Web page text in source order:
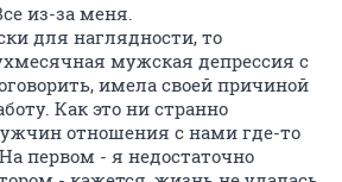
из-за меня.
для наглядности, то
мужская депрессия с
имела своей причиной
Как это ни странно
отношения с нами где-то
первом - я недостаточно